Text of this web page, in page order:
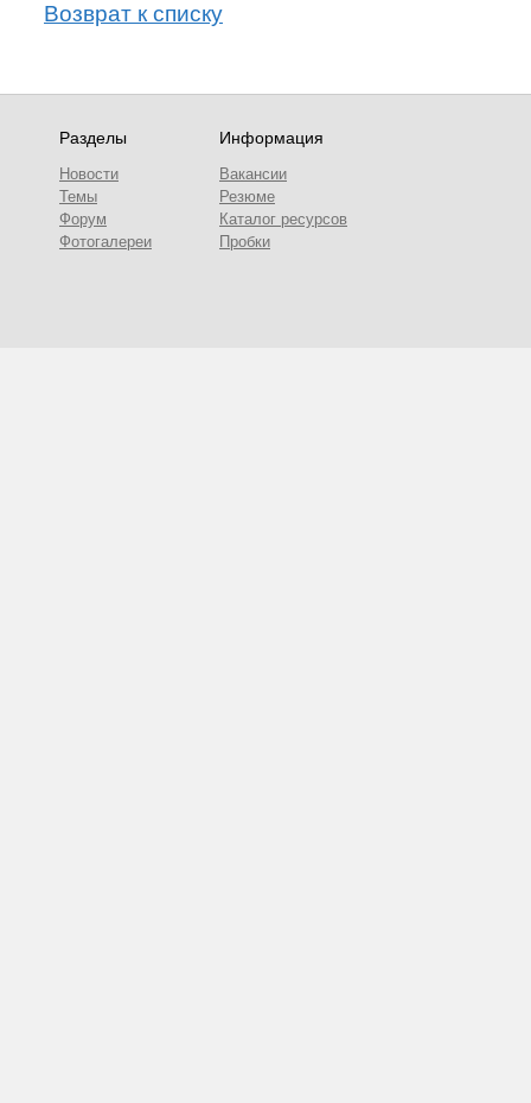
Возврат к списку
Разделы
Новости
Темы
Форум
Фотогалереи
Информация
Вакансии
Резюме
Каталог ресурсов
Пробки